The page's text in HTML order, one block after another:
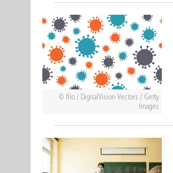
filo / DigitalVision Vectors / Getty
Images